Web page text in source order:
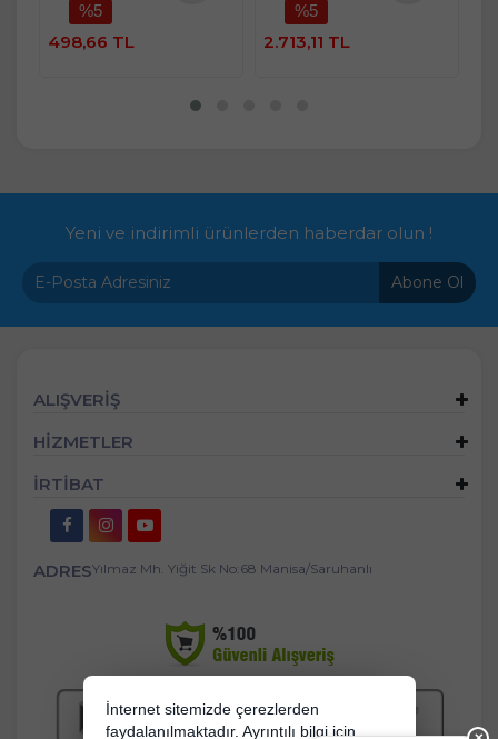
%5
498,66 TL
%5
2.713,11 TL
Yeni ve indirimli ürünlerden haberdar olun !
Abone Ol
ALIŞVERİŞ
HİZMETLER
İRTİBAT
ADRESYılmaz Mh. Yiğit Sk No:68 Manisa/Saruhanlı
İnternet sitemizde çerezlerden
faydalanılmaktadır. Ayrıntılı bilgi için